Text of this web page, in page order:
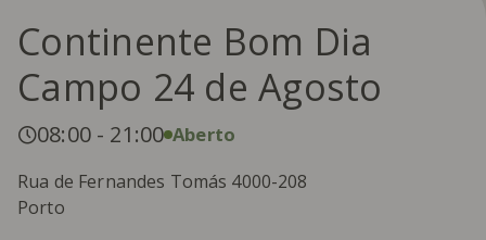
Continente Bom Dia
Campo 24 de Agosto
08:00 - 21:00 Aberto
Rua de Fernandes Tomás 4000-208
Porto